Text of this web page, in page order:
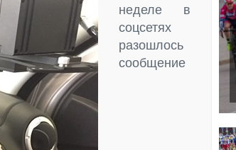
неделе в
соцсетях
разошлось
сообщение